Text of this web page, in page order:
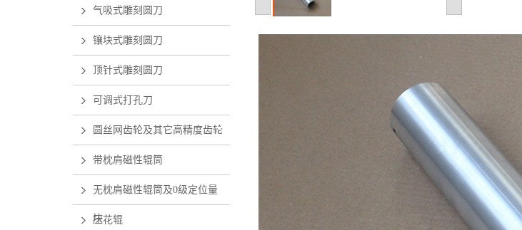
气吸式雕刻圆刀
镶块式雕刻圆刀
顶针式雕刻圆刀
可调式打孔刀
圆丝网齿轮及其它高精度齿轮
带枕肩磁性辊筒
无枕肩磁性辊筒及0级定位量
块
压花辊